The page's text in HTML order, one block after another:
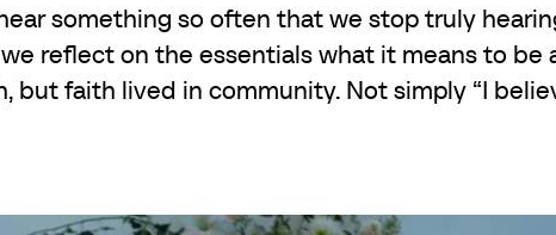
something so often that we stop truly
we reflect on the essentials what it means to be
but faith lived in community. Not simply “I